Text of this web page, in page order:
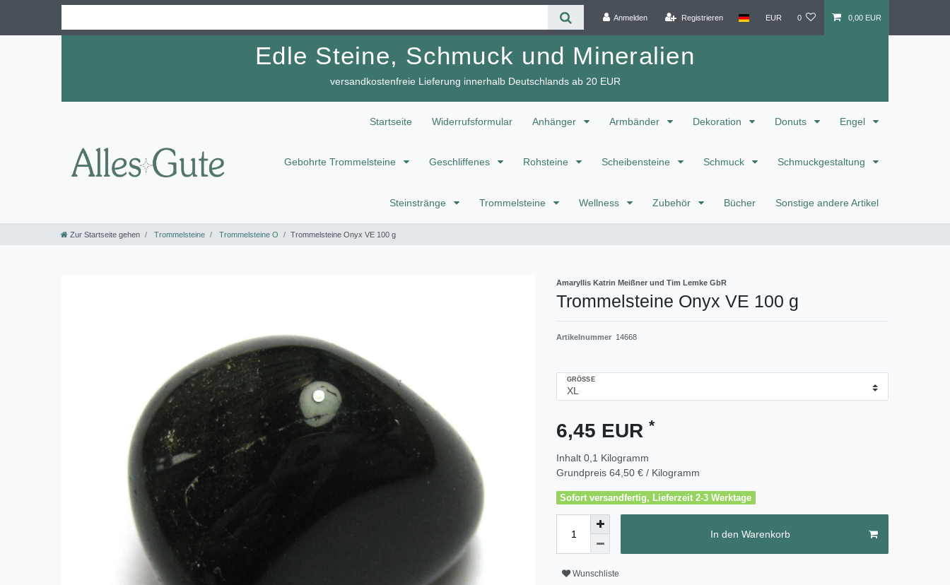
Anmelden Registrieren EUR 0 0,00 EUR
Edle Steine, Schmuck und Mineralien
versandkostenfreie Lieferung innerhalb Deutschlands ab 20 EUR
Startseite Widerrufsformular Anhänger Armbänder Dekoration Donuts Engel
Gebohrte Trommelsteine Geschliffenes Rohsteine Scheibensteine Schmuck Schmuckgestaltung
Steinstränge Trommelsteine Wellness Zubehör Bücher Sonstige andere Artikel
Zur Startseite gehen Trommelsteine Trommelsteine O Trommelsteine Onyx VE 100 g
Amaryllis Katrin Meißner und Tim Lemke GbR
Trommelsteine Onyx VE 100 g
Artikelnummer 14668
GRÖSSE
6,45 EUR *
Inhalt 0,1 Kilogramm
Grundpreis 64,50 € / Kilogramm
Sofort versandfertig, Lieferzeit 2-3 Werktage
In den Warenkorb
Wunschliste